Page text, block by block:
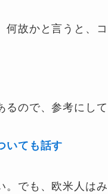
何故かと言うと、コ
るので、参考にして
いても話す
。でも、欧米人はみ